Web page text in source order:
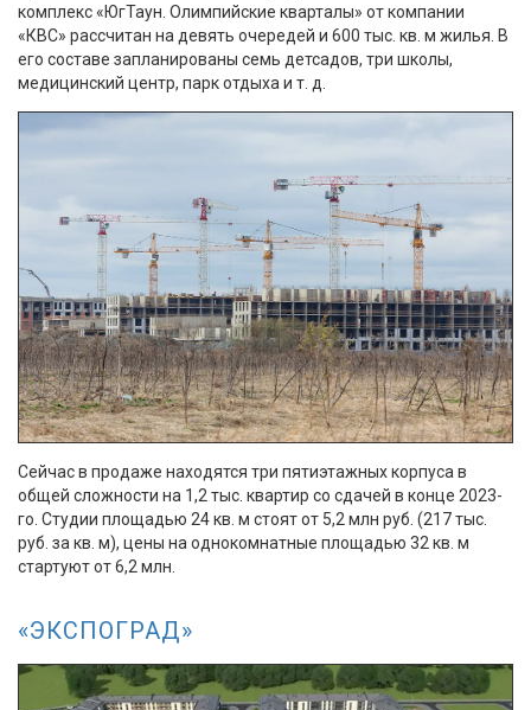
комплекс «ЮгТаун. Олимпийские кварталы» от компании
«КВС» рассчитан на девять очередей и 600 тыс. кв. м жилья. В
его составе запланированы семь детсадов, три школы,
медицинский центр, парк отдыха и т. д.
Сейчас в продаже находятся три пятиэтажных корпуса в
общей сложности на 1,2 тыс. квартир со сдачей в конце 2023-
го. Студии площадью 24 кв. м стоят от 5,2 млн руб. (217 тыс.
руб. за кв. м), цены на однокомнатные площадью 32 кв. м
стартуют от 6,2 млн.
«ЭКСПОГРАД»